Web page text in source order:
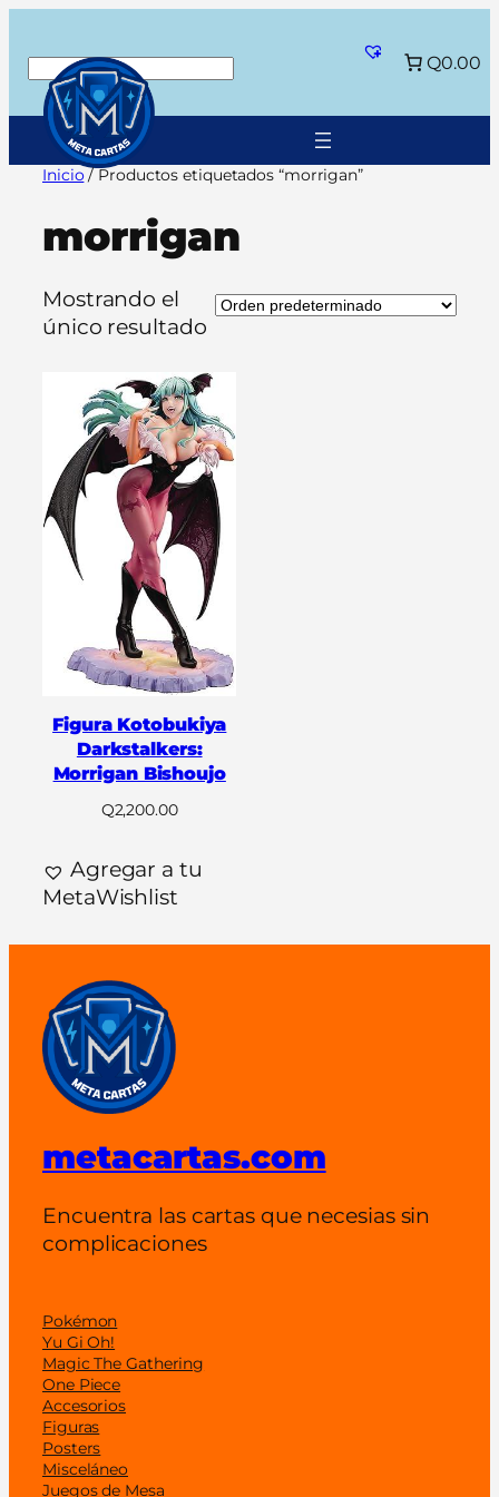
contenido
Buscar Q0.00
Inicio/ Productos etiquetados “morrigan”
morrigan
Mostrando el
único resultado
Figura Kotobukiya
Darkstalkers:
Morrigan Bishoujo
Q2,200.00
Agregar a tu
MetaWishlist
metacartas.com
Encuentra las cartas que necesias sin
complicaciones
Pokémon
Yu Gi Oh!
Magic The Gathering
One Piece
Accesorios
Figuras
Posters
Misceláneo
Juegos de Mesa